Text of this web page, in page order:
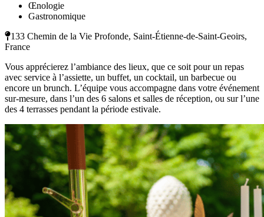
Œnologie
Gastronomique
133 Chemin de la Vie Profonde, Saint-Étienne-de-Saint-Geoirs,
France
Vous apprécierez l’ambiance des lieux, que ce soit pour un repas
avec service à l’assiette, un buffet, un cocktail, un barbecue ou
encore un brunch. L’équipe vous accompagne dans votre événement
sur-mesure, dans l’un des 6 salons et salles de réception, ou sur l’une
des 4 terrasses pendant la période estivale.